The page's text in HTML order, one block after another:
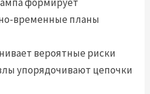
временные планы
вероятные риски
упорядочивают цепочки